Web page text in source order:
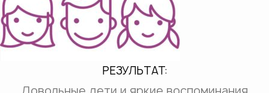
РЕЗУЛЬТАТ: